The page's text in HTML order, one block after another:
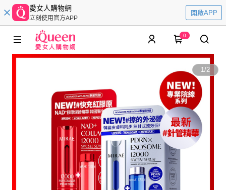
愛女人購物網
立刻使用官方APP
開啟APP
0
1/2